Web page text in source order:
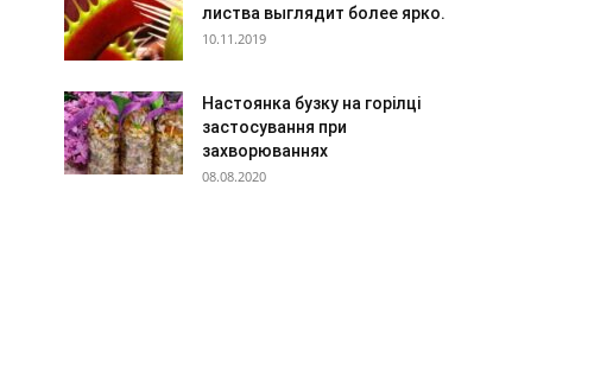
листва выглядит более ярко.
10.11.2019
Настоянка бузку на горілці
застосування при
захворюваннях
08.08.2020